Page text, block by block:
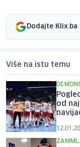
Dodajte
Više na istu temu
od